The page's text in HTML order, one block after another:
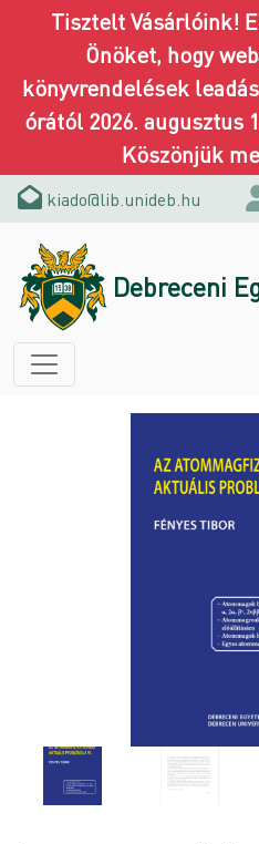
Tisztelt Vásárlóink!
Önöket, hogy
könyvrendelések
órától 2026. augusztus
Köszönjük
kiado@lib.unideb.hu
Debreceni